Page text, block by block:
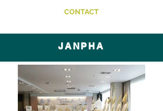
CONTACT
JANPHA